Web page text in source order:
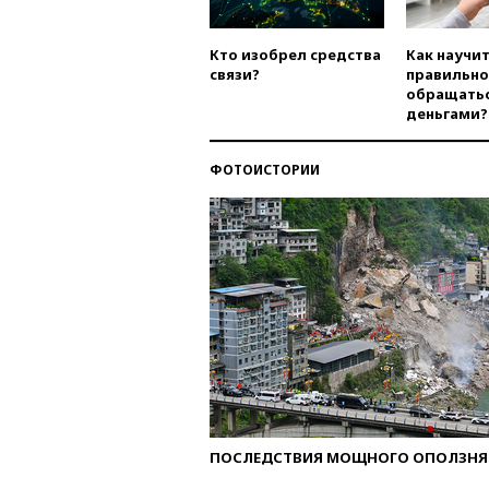
Кто изобрел средства
связи?
Как
правильно
деньгами?
ФОТОИСТОРИИ
ПОСЛЕДСТВИЯ МОЩНОГО ОПОЛЗНЯ